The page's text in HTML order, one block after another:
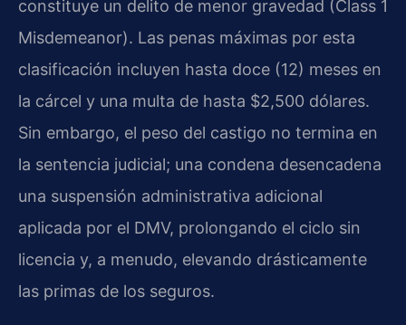
constituye un delito de menor gravedad (Class 1
Misdemeanor). Las penas máximas por esta
clasificación incluyen hasta doce (12) meses en
la cárcel y una multa de hasta $2,500 dólares.
Sin embargo, el peso del castigo no termina en
la sentencia judicial; una condena desencadena
una suspensión administrativa adicional
aplicada por el DMV, prolongando el ciclo sin
licencia y, a menudo, elevando drásticamente
las primas de los seguros.